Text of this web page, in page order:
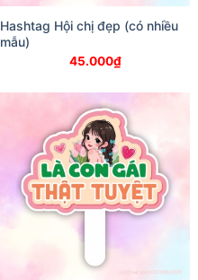
Hashtag Hội chị đẹp (có nhiều
mẫu)
45.000₫